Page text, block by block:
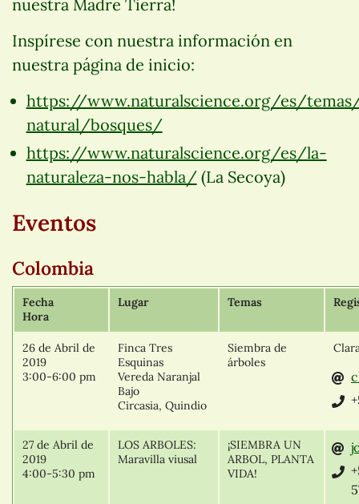
nuestra Madre Tierra!
Inspírese con nuestra información en
nuestra página de inicio:
https://www.naturalscience.org/es/
natural/bosques/
https://www.naturalscience.org/es/la-
naturaleza-nos-habla/(La Secoya)
Eventos
Colombia
Fecha
Hora
Lugar Temas
26 de Abril de
2019
3:00-6:00 pm
Finca Tres
Esquinas
Vereda Naranjal
Bajo
Circasia, Quindio
Siembra de
árboles
27 de Abril de
2019
4:00-5:30 pm
LOS ARBOLES:
Maravilla viusal
¡SIEMBRA UN
ARBOL, PLANTA
VIDA!